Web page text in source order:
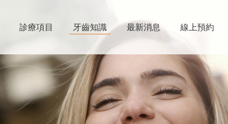
診療項目 牙齒知識 最新消息 線上預約